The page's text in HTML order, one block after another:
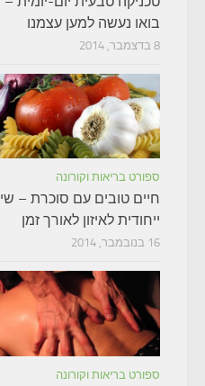
בואו נעשה למען עצמנו
8 בדצמבר, 2014
ספורט בריאות וקורונה
חיים טובים עם סוכרת –
ייחודית לאיזון לאורך זמן
16 בנובמבר, 2014
ספורט בריאות וקורונה